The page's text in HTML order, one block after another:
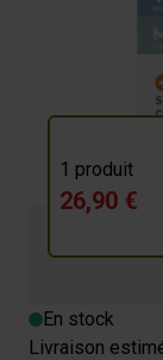
1 produit
26,90 €
En stock
Livraison